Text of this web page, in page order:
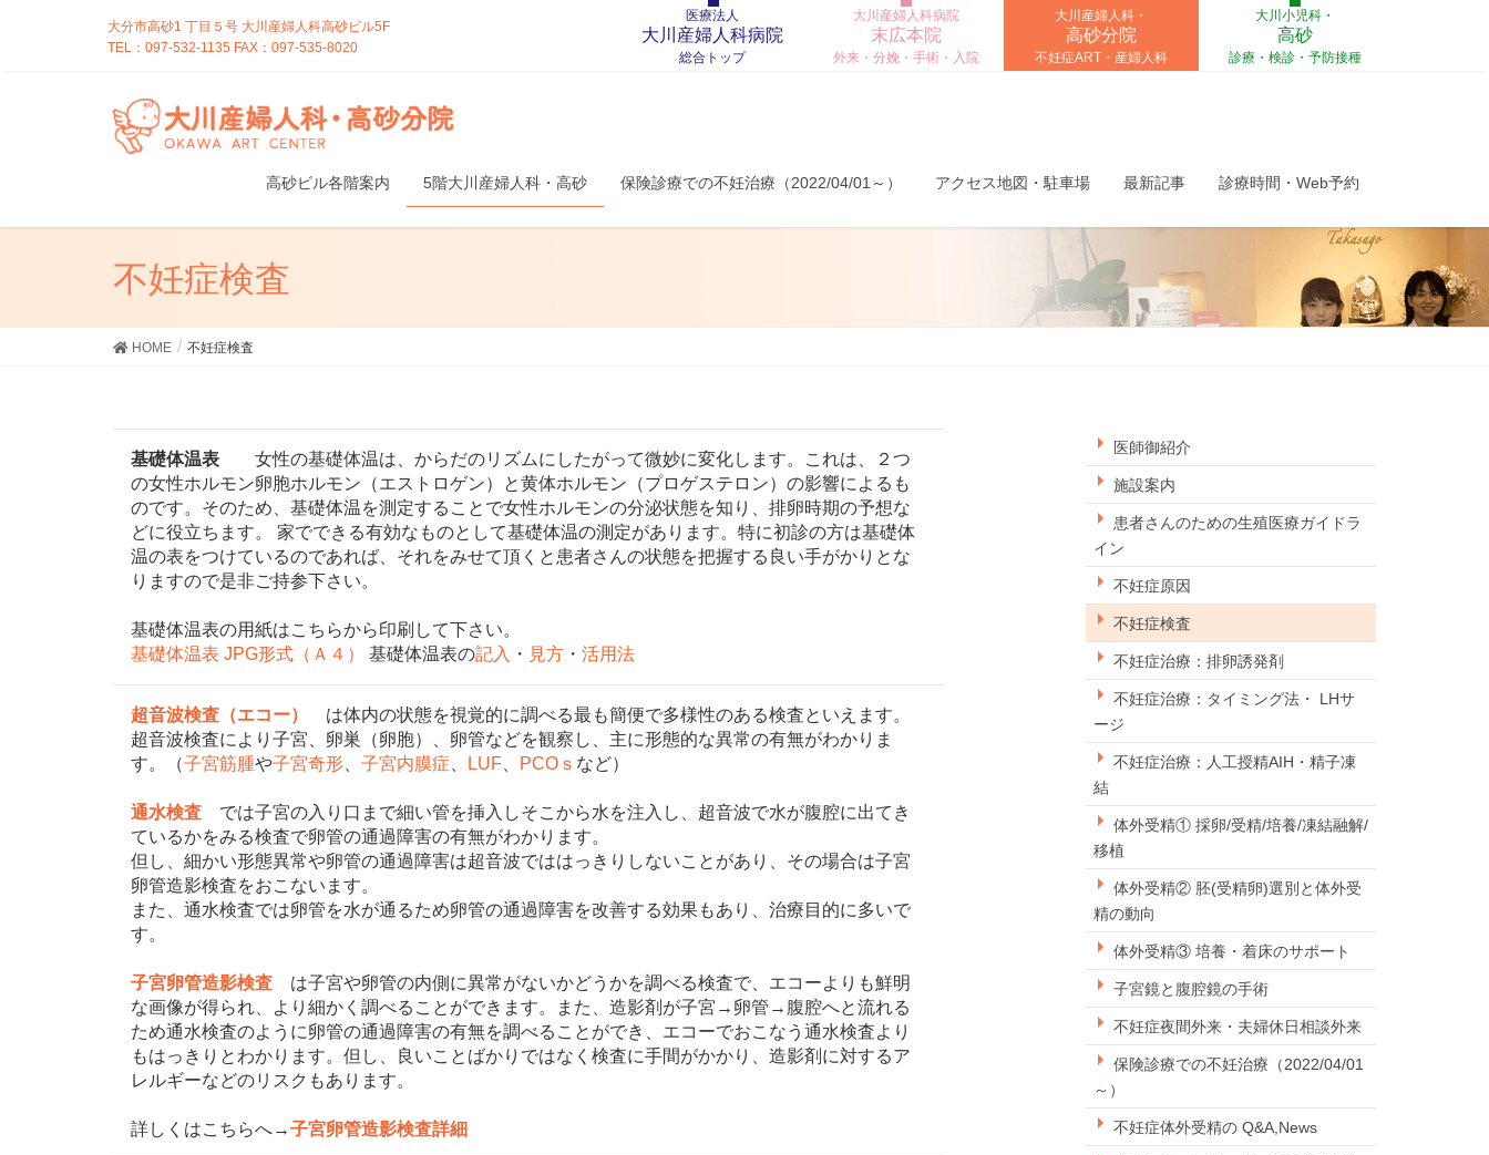
大分市高砂1 丁目５号 大川産婦人科高砂ビル5F
TEL：097-532-1135 FAX：097-535-8020
医療法人
大川産婦人科病院
総合トップ
大川産婦人科病院
末広本院
外来・分娩・手術・入院
大川産婦人科・
高砂分院
不妊症ART・産婦人科
大川小児科・
高砂
診療・検診・予防接種
高砂ビル各階案内 5階大川産婦人科・高砂 保険診療での不妊治療（2022/04/01～） アクセス地図・駐車場 最新記事 診療時間・Web予約
不妊症検査
HOME 不妊症検査
基礎体温表
女性の基礎体温は、からだのリズムにしたがって微妙に変化します。これは、２つ
の女性ホルモン卵胞ホルモン（エストロゲン）と黄体ホルモン（プロゲステロン）の影響によるも
のです。そのため、基礎体温を測定することで女性ホルモンの分泌状態を知り、排卵時期の予想な
どに役立ちます。 家でできる有効なものとして基礎体温の測定があります。特に初診の方は基礎体
温の表をつけているのであれば、それをみせて頂くと患者さんの状態を把握する良い手がかりとな
りますので是非ご持参下さい。
基礎体温表の用紙はこちらから印刷して下さい。
基礎体温表 JPG形式（Ａ４）
基礎体温表の記入 ・ 見方 ・ 活用法
超音波検査（エコー）
は体内の状態を視覚的に調べる最も簡便で多様性のある検査といえます。
超音波検査により子宮、卵巣（卵胞）、卵管などを観察し、主に形態的な異常の有無がわかりま
す。（子宮筋腫や子宮奇形 子宮内膜症 LUF PCOｓ など）
通水検査 では子宮の入り口まで細い管を挿入しそこから水を注入し、超音波で水が腹腔に出てき
ているかをみる検査で卵管の通過障害の有無がわかります。
但し、細かい形態異常や卵管の通過障害は超音波でははっきりしないことがあり、その場合は子宮
卵管造影検査をおこないます。
また、通水検査では卵管を水が通るため卵管の通過障害を改善する効果もあり、治療目的に多いで
す。
子宮卵管造影検査 は子宮や卵管の内側に異常がないかどうかを調べる検査で、エコーよりも鮮明
な画像が得られ、より細かく調べることができます。また、造影剤が子宮→卵管→腹腔へと流れる
ため通水検査のように卵管の通過障害の有無を調べることができ、エコーでおこなう通水検査より
もはっきりとわかります。但し、良いことばかりではなく検査に手間がかかり、造影剤に対するア
レルギーなどのリスクもあります。
詳しくはこちらへ→子宮卵管造影検査詳細
医師御紹介
施設案内
患者さんのための生殖医療ガイドラ
イン
不妊症原因
不妊症検査
不妊症治療：排卵誘発剤
不妊症治療：タイミング法・ LHサ
ージ
不妊症治療：人工授精AIH・精子凍
結
体外受精① 採卵/受精/培養/凍結融解/
移植
体外受精② 胚(受精卵)選別と体外受
精の動向
体外受精③ 培養・着床のサポート
子宮鏡と腹腔鏡の手術
不妊症夜間外来・夫婦休日相談外来
保険診療での不妊治療（2022/04/01
～）
不妊症体外受精の Q&A,News